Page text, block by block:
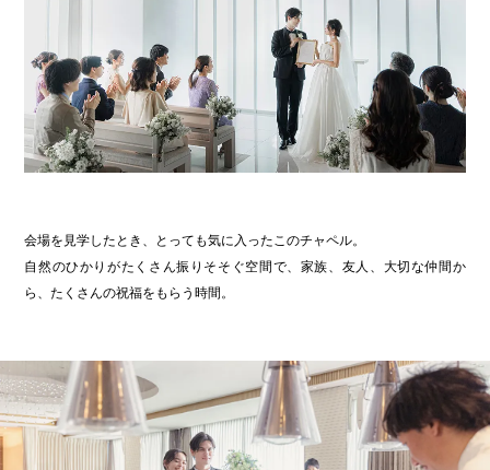
会場を見学したとき、とっても気に入ったこのチャペル。
自然のひかりがたくさん振りそそぐ空間で、家族、友人、大切な仲間か
ら、たくさんの祝福をもらう時間。